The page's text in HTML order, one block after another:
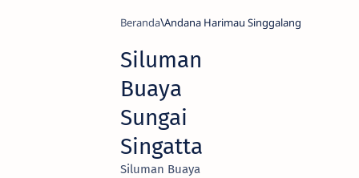
Beranda Andana Harimau Singgalang
Siluman
Buaya
Sungai
Singatta
Siluman Buaya